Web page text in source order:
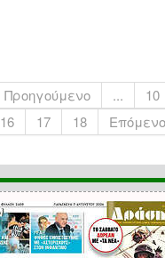
Προηγούμενο ... 10
16 17 18 Επόμενο